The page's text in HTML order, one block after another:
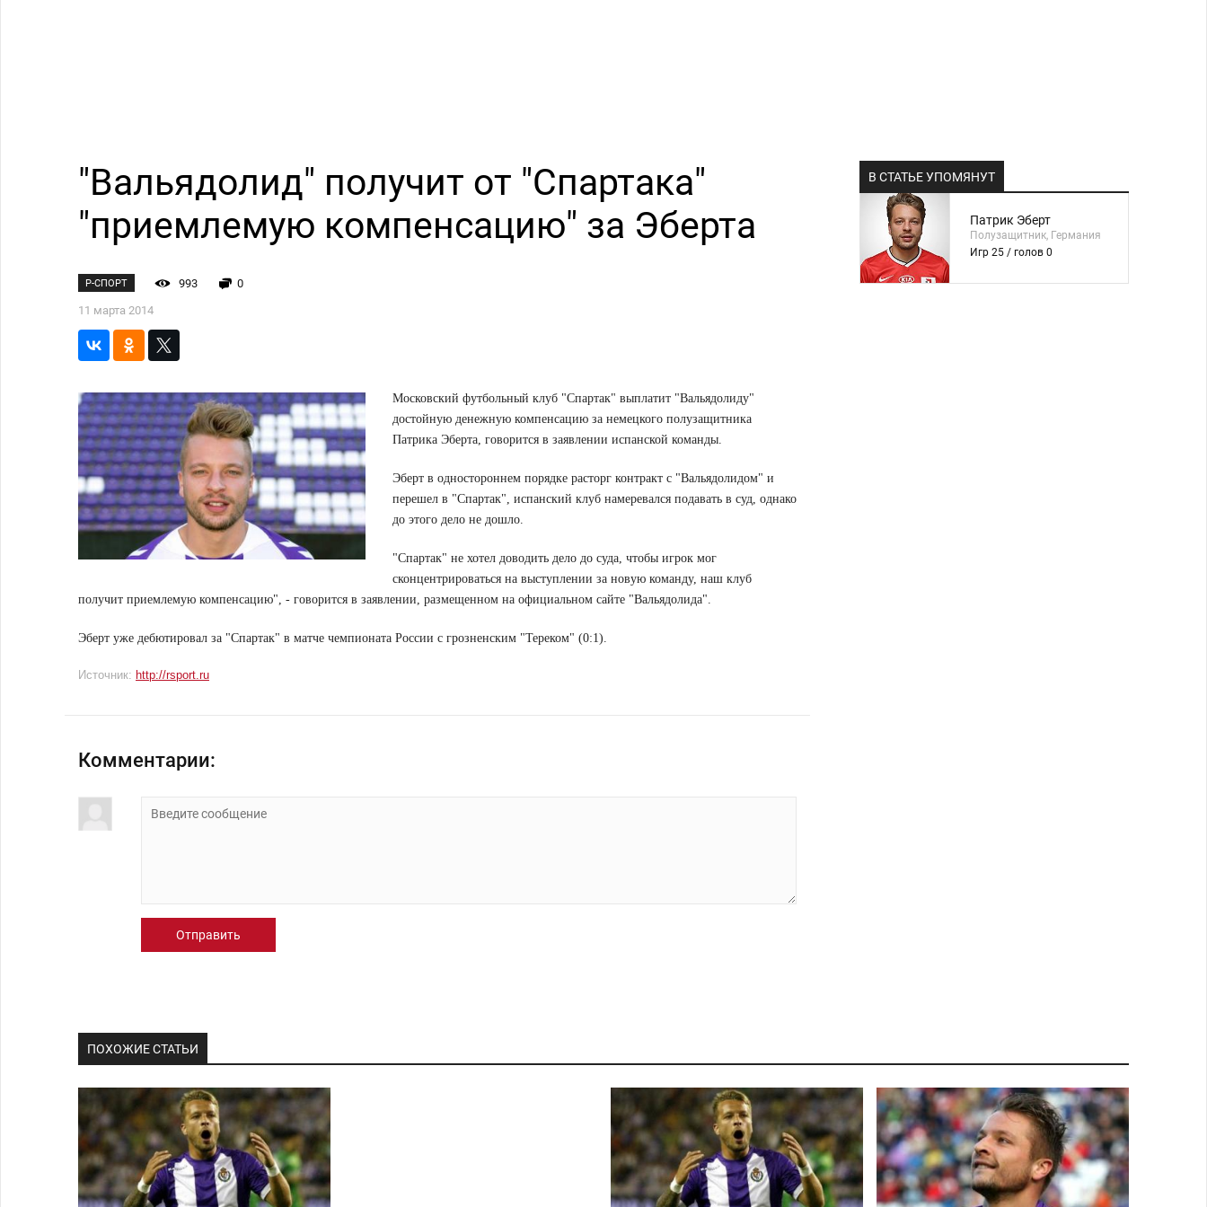
"Вальядолид" получит от "Спартака"
"приемлемую компенсацию" за Эберта
Р-СПОРТ 993
0
11 марта 2014
Московский футбольный клуб "Спартак" выплатит "Вальядолиду"
достойную денежную компенсацию за немецкого полузащитника
Патрика Эберта, говорится в заявлении испанской команды.
Эберт в одностороннем порядке расторг контракт с "Вальядолидом" и
перешел в "Спартак", испанский клуб намеревался подавать в суд, однако
до этого дело не дошло.
"Спартак" не хотел доводить дело до суда, чтобы игрок мог
сконцентрироваться на выступлении за новую команду, наш клуб
получит приемлемую компенсацию", - говорится в заявлении, размещенном на официальном сайте "Вальядолида".
Эберт уже дебютировал за "Спартак" в матче чемпионата России с грозненским "Тереком" (0:1).
Источник: http://rsport.ru
Комментарии:
Отправить
В СТАТЬЕ УПОМЯНУТ
Патрик Эберт
Полузащитник, Германия
Игр 25 / голов 0
ПОХОЖИЕ СТАТЬИ